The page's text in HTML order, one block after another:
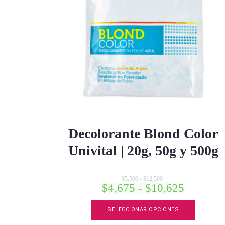
de
producto
Decolorante Blond Color
Univital | 20g, 50g y 500g
$5,500 - $12,500Rango
de
precios:
desde
$5,500
$4,675 - $10,625
de
desde
SELECCIONAR OPCIONES